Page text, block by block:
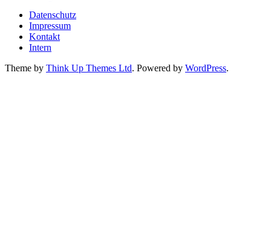
Datenschutz
Impressum
Kontakt
Intern
Theme by Think Up Themes Ltd. Powered by WordPress.